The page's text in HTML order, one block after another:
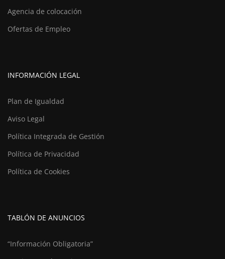
Agencia de colocación
Ofertas de Empleo
INFORMACIÓN LEGAL
Plan de Igualdad
Aviso Legal
Política Integrada de Gestión
Política de Privacidad
Política de Cookies
TABLÓN DE ANUNCIOS
“Información Obligatoria”